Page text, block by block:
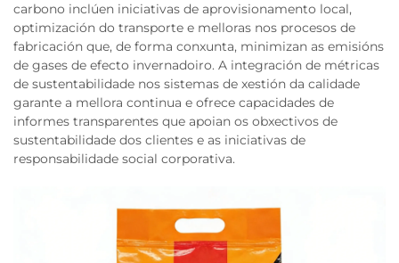
carbono inclúen iniciativas de aprovisionamento local,
optimización do transporte e melloras nos procesos de
fabricación que, de forma conxunta, minimizan as emisións
de gases de efecto invernadoiro. A integración de métricas
de sustentabilidade nos sistemas de xestión da calidade
garante a mellora continua e ofrece capacidades de
informes transparentes que apoian os obxectivos de
sustentabilidade dos clientes e as iniciativas de
responsabilidade social corporativa.